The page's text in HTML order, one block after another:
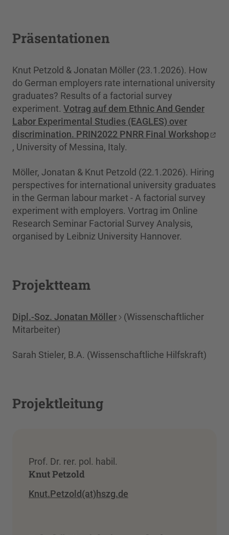
Präsentationen
Knut Petzold & Jonatan Möller (23.1.2026). How
do German employers rate international university
graduates? Results of a factorial survey
experiment. Votrag auf dem Ethnic And Gender
Labor Experimental Studies (EAGLES) over
discrimination. PRIN2022 PNRR Final Workshop
, University of Messina, Italy.
Möller, Jonatan & Knut Petzold (22.1.2026). Hiring
perspectives for international university graduates
in the German labour market - A factorial survey
experiment with employers. Vortrag im Online
Research Seminar Factorial Survey Analysis,
organised by Leibniz University Hannover.
Projektteam
Dipl.-Soz. Jonatan Möller
(Wissenschaftlicher
Mitarbeiter)
Sarah Stieler, B.A. (Wissenschaftliche Hilfskraft)
Projektleitung
Prof. Dr. rer. pol. habil.
Knut Petzold
Knut.Petzold(at)hszg.de